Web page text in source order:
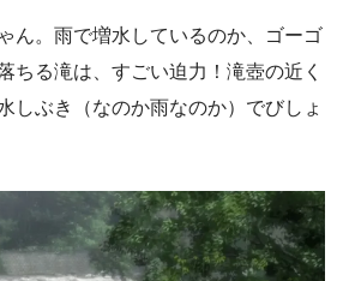
ん。雨で増水しているのか、ゴーゴ
ちる滝は、すごい迫力！滝壺の近く
しぶき（なのか雨なのか）でびしょ